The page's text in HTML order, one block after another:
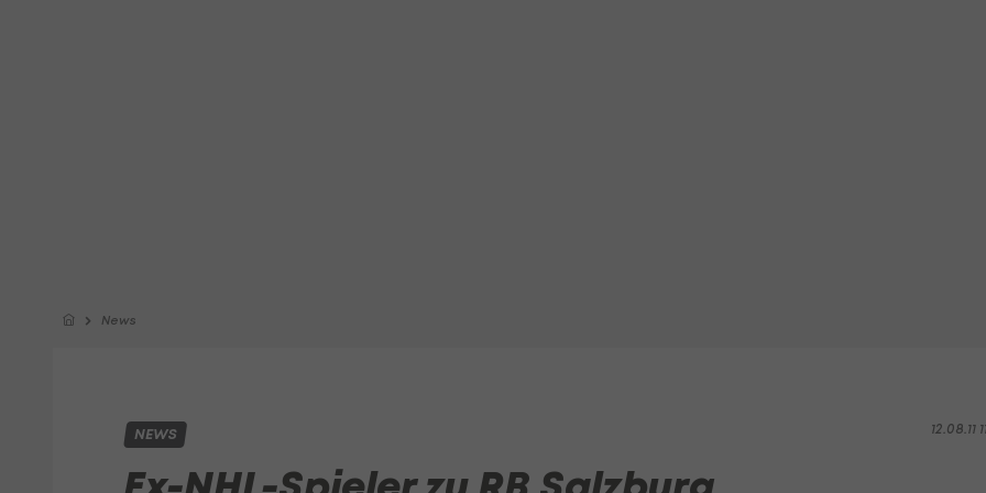
News
12.08.11
NEWS